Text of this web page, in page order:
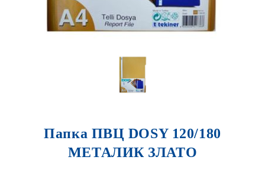
Папка ПВЦ DOSY 120/180
МЕТАЛИК ЗЛАТО